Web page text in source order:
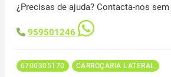
¿Precisas de ajuda? Contacta-nos
959501246
6700305170 CARROÇARIA LATERAL